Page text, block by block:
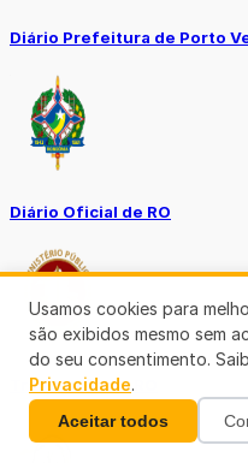
Diário Prefeitura de Porto
Diário Oficial de RO
Transparência RO
Usamos cookies para
são exibidos mesmo sem
do seu consentimento.
Privacidade.
Aceitar todos